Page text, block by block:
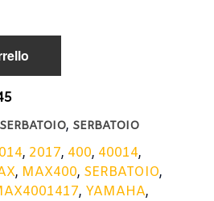
SERBATOIO, SERBATOIO
, 2017, 400, 40014,
, MAX400, SERBATOIO,
, YAMAHA,